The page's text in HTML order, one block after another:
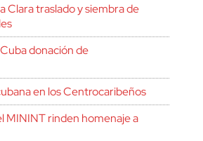
Clara traslado y siembra de
donación de
en los Centrocaribeños
MININT rinden homenaje a